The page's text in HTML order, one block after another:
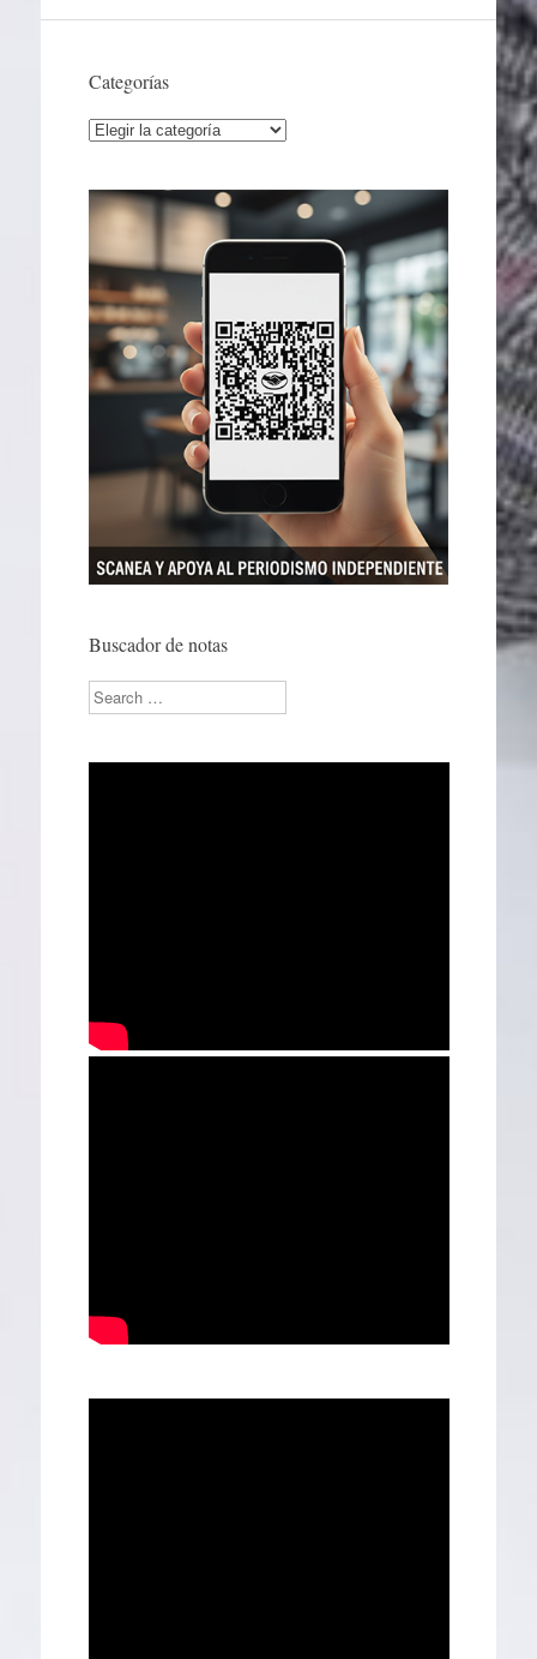
Categorías
Categorías
Buscador de notas
Search